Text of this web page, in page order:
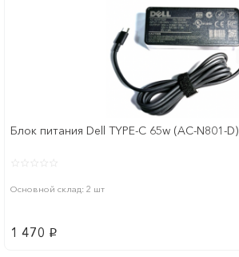
Блок питания Dell TYPE-C 65w (AC-N801-D)
Основной склад: 2 шт
1 470 p